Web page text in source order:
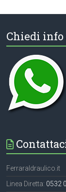
Chiedi info
FerraraIdraulico.it
Linea Diretta: 0532